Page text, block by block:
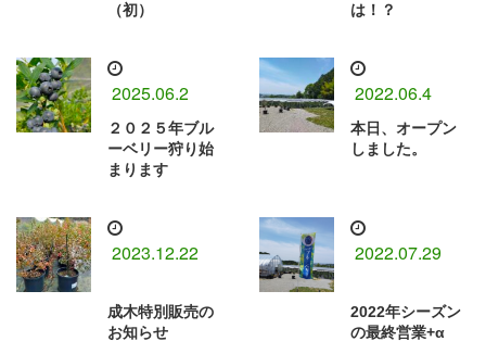
（初）
は！？
2025.06.2
２０２５年ブル
ーベリー狩り始
まります
2022.06.4
本日、オープン
しました。
2023.12.22
成木特別販売の
お知らせ
2022.07.29
2022年シーズン
の最終営業+α